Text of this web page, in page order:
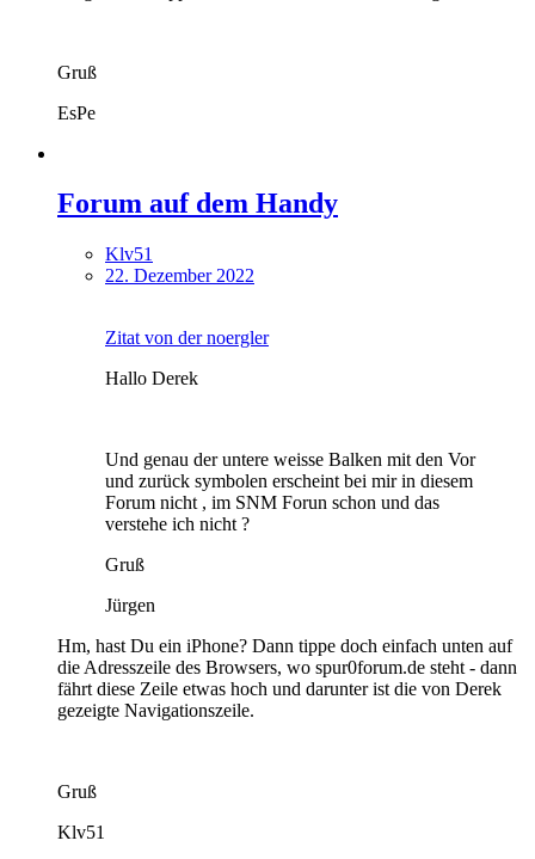
Gruß
EsPe
Forum auf dem Handy
Klv51
22. Dezember 2022
Zitat von der noergler
Hallo Derek
Und genau der untere weisse Balken mit den Vor
und zurück symbolen erscheint bei mir in diesem
Forum nicht , im SNM Forun schon und das
verstehe ich nicht ?
Gruß
Jürgen
Hm, hast Du ein iPhone? Dann tippe doch einfach unten auf
die Adresszeile des Browsers, wo spur0forum.de steht - dann
fährt diese Zeile etwas hoch und darunter ist die von Derek
gezeigte Navigationszeile.
Gruß
Klv51